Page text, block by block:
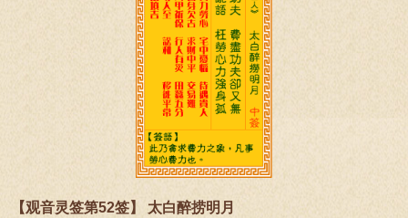
【观音灵签第52签】 太白醉捞明月